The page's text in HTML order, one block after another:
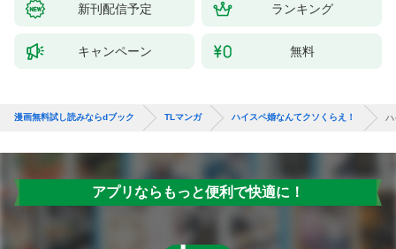
新刊配信予定 ランキング
キャンペーン 無料
漫画無料試し読みならdブック TLマンガ ハイスペ婚なんてクソくらえ！ ハ
アプリならもっと便利で快適に！